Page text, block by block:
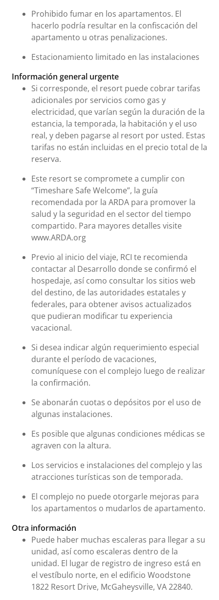
Prohibido fumar en los apartamentos. El
hacerlo podría resultar en la confiscación del
apartamento u otras penalizaciones.
Estacionamiento limitado en las instalaciones
Información general urgente
Si corresponde, el resort puede cobrar tarifas
adicionales por servicios como gas y
electricidad, que varían según la duración de la
estancia, la temporada, la habitación y el uso
real, y deben pagarse al resort por usted. Estas
tarifas no están incluidas en el precio total de la
reserva.
Este resort se compromete a cumplir con
“Timeshare Safe Welcome”, la guía
recomendada por la ARDA para promover la
salud y la seguridad en el sector del tiempo
compartido. Para mayores detalles visite
www.ARDA.org
Previo al inicio del viaje, RCI te recomienda
contactar al Desarrollo donde se confirmó el
hospedaje, así como consultar los sitios web
del destino, de las autoridades estatales y
federales, para obtener avisos actualizados
que pudieran modificar tu experiencia
vacacional.
Si desea indicar algún requerimiento especial
durante el período de vacaciones,
comuníquese con el complejo luego de realizar
la confirmación.
Se abonarán cuotas o depósitos por el uso de
algunas instalaciones.
Es posible que algunas condiciones médicas se
agraven con la altura.
Los servicios e instalaciones del complejo y las
atracciones turísticas son de temporada.
El complejo no puede otorgarle mejoras para
los apartamentos o mudarlos de apartamento.
Otra información
Puede haber muchas escaleras para llegar a su
unidad, así como escaleras dentro de la
unidad. El lugar de registro de ingreso está en
el vestíbulo norte, en el edificio Woodstone
1822 Resort Drive, McGaheysville, VA 22840.